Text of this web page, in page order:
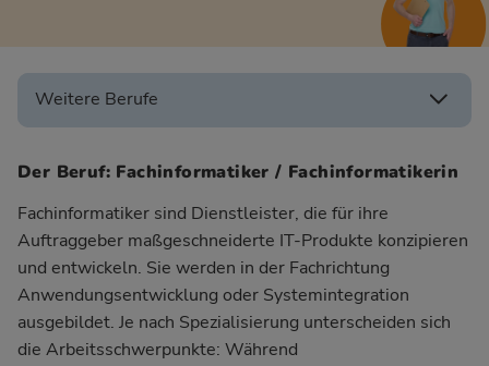
Der Beruf: Fachinformatiker / Fachinformatikerin
Fachinformatiker sind Dienstleister, die für ihre
Auftraggeber maßgeschneiderte IT-Produkte konzipieren
und entwickeln. Sie werden in der Fachrichtung
Anwendungsentwicklung oder Systemintegration
ausgebildet. Je nach Spezialisierung unterscheiden sich
die Arbeitsschwerpunkte: Während
Weitere Berufe